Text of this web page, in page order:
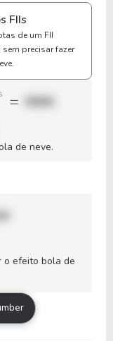
Próxima
FIIs
de um FII
precisar fazer
de neve.
o efeito bola de